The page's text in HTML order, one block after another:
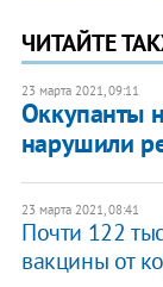
ЧИТАЙТЕ
23 марта 2021, 09:11
Оккупанты
нарушили
23 марта 2021, 08:41
Почти 122
вакцины от